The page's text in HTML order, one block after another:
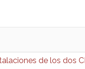
de los dos